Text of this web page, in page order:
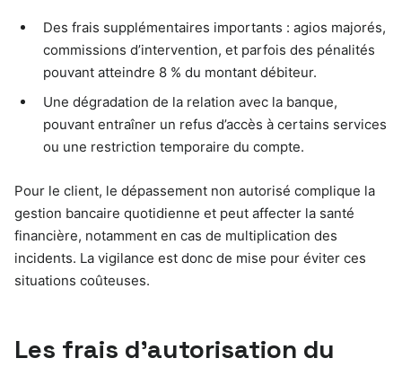
Des frais supplémentaires importants : agios majorés,
commissions d’intervention, et parfois des pénalités
pouvant atteindre 8 % du montant débiteur.
Une dégradation de la relation avec la banque,
pouvant entraîner un refus d’accès à certains services
ou une restriction temporaire du compte.
Pour le client, le dépassement non autorisé complique la
gestion bancaire quotidienne et peut affecter la santé
financière, notamment en cas de multiplication des
incidents. La vigilance est donc de mise pour éviter ces
situations coûteuses.
Les frais d’autorisation du